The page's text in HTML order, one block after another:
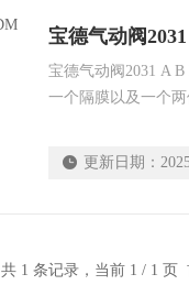
宝德气动阀
宝德气动阀2031 A
一个隔膜以及一个
流量通过，用途广泛
更新日期：
共 1 条记录，当前 1 / 1